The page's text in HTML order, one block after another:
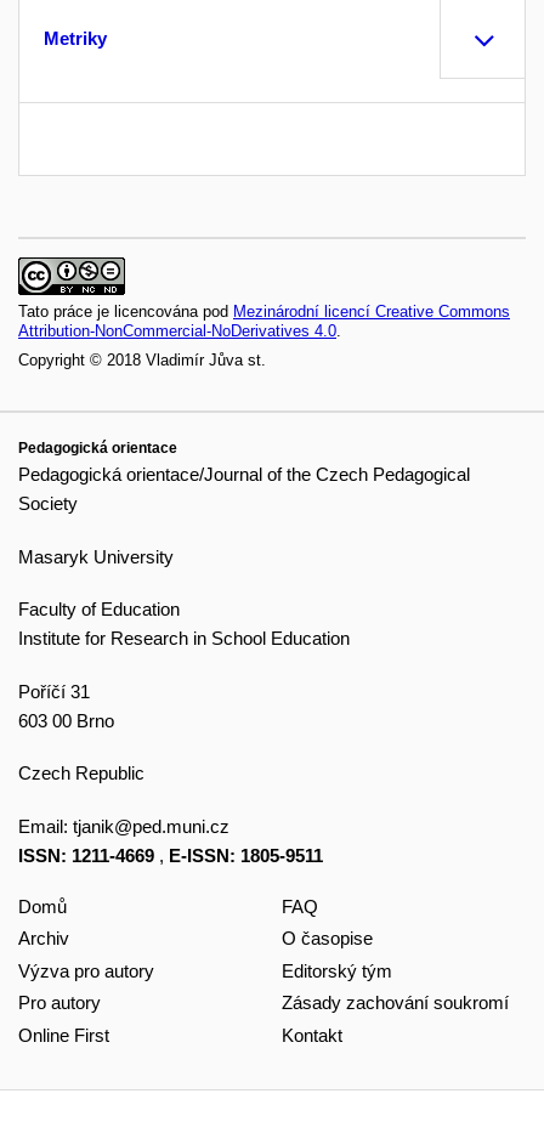
Metriky
Tato práce je licencována pod Mezinárodní licencí Creative Commons
Attribution-NonCommercial-NoDerivatives 4.0.
Copyright © 2018 Vladimír Jůva st.
Pedagogická orientace
Pedagogická orientace/Journal of the Czech Pedagogical
Society
Masaryk University
Faculty of Education
Institute for Research in School Education
Poříčí 31
603 00 Brno
Czech Republic
Email: tjanik@ped.muni.cz
ISSN: 1211-4669 , E-ISSN: 1805-9511
Domů
Archiv
Výzva pro autory
Pro autory
Online First
FAQ
O časopise
Editorský tým
Zásady zachování soukromí
Kontakt